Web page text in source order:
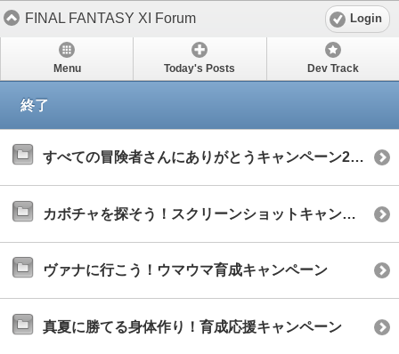
FINAL FANTASY XI Forum Login
Menu Today's Posts Dev Track
終了
すべての冒険者さんにありがとうキャンペーン2022
カボチャを探そう！スクリーンショットキャンペーン
ヴァナに行こう！ウマウマ育成キャンペーン
真夏に勝てる身体作り！育成応援キャンペーン